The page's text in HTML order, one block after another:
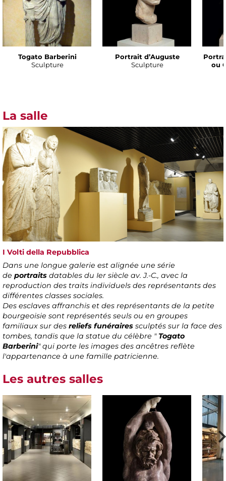
Togato Barberini
Sculpture
Portrait d’Auguste
Sculpture
ou
La salle
I Volti della Repubblica
Dans une longue galerie est alignée une série
de portraits datables du Ier siècle av. J.-C., avec la
reproduction des traits individuels des représentants des
différentes classes sociales.
Des esclaves affranchis et des représentants de la petite
bourgeoisie sont représentés seuls ou en groupes
familiaux sur des reliefs funéraires sculptés sur la face des
tombes, tandis que la statue du célèbre " Togato
Barberini" qui porte les images des ancêtres reflète
l'appartenance à une famille patricienne.
Les autres salles